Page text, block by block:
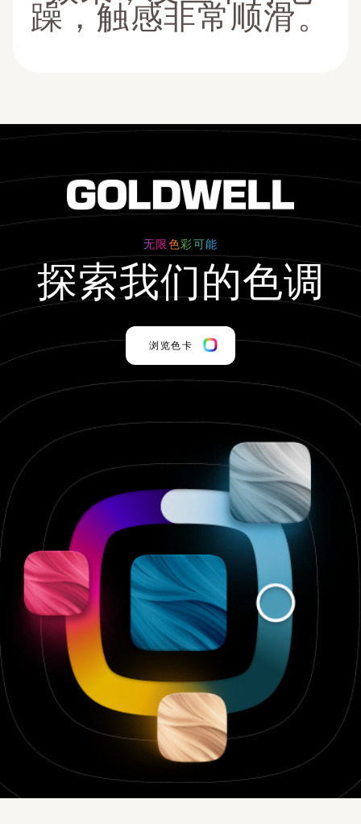
躁，触感非常顺滑。
无限色彩可能
探索我们的色调
浏览色卡